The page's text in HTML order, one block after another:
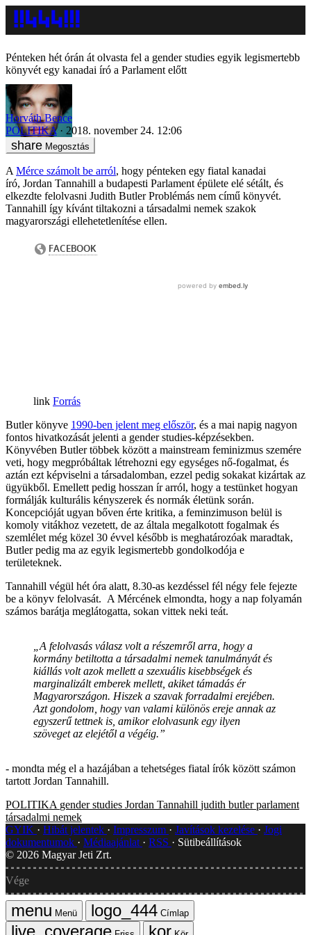
Pénteken hét órán át olvasta fel a gender studies egyik legismertebb
könyvét egy kanadai író a Parlament előtt
Horváth Bence
POLITIKA
2018. november 24. 12:06
Megosztás
A Mérce számolt be arról, hogy pénteken egy fiatal kanadai
író, Jordan Tannahill a budapesti Parlament épülete elé sétált, és
elkezdte felolvasni Judith Butler Problémás nem című könyvét.
Tannahill így kívánt tiltakozni a társadalmi nemek szakok
magyarországi ellehetetlenítése ellen.
Forrás
Butler könyve 1990-ben jelent meg először, és a mai napig nagyon
fontos hivatkozását jelenti a gender studies-képzésekben.
Könyvében Butler többek között a mainstream feminizmus szemére
veti, hogy megpróbáltak létrehozni egy egységes nő-fogalmat, és
aztán ezt képviselni a társadalomban, ezzel pedig sokakat kizártak az
ügyükből. Emellett pedig hosszan ír arról, hogy a testünket hogyan
formálják kulturális kényszerek és normák életünk során.
Koncepcióját ugyan bőven érte kritika, a feminzimuson belül is
komoly vitákhoz vezetett, de az általa megalkotott fogalmak és
szemlélet még közel 30 évvel később is meghatározóak maradtak,
Butler pedig ma az egyik legismertebb gondolkodója e
területeknek.
Tannahill végül hét óra alatt, 8.30-as kezdéssel fél négy fele fejezte
be a könyv felolvasát. A Mércének elmondta, hogy a nap folyamán
számos barátja meglátogatta, sokan vittek neki teát.
„A felolvasás válasz volt a részemről arra, hogy a
kormány betiltotta a társadalmi nemek tanulmányát és
kiállás volt azok mellett a szexuális kisebbségek és
marginalizált emberek mellett, akiket támadás ér
Magyarországon. Hiszek a szavak forradalmi erejében.
Azt gondolom, hogy van valami különös ereje annak az
egyszerű tettnek is, amikor elolvasunk egy ilyen
szöveget az elejétől a végéig.”
- mondta még el a hazájában a tehetséges fiatal írók között számon
tartott Jordan Tannahill.
POLITIKA gender studies Jordan Tannahill judith butler parlament
társadalmi nemek
GYIK
Hibát jelentek Impresszum Javítások kezelése
Jogi
dokumentumok
Médiaajánlat RSS
Sütibeállítások
© 2026 Magyar Jeti Zrt.
Vége
Menü
Címlap